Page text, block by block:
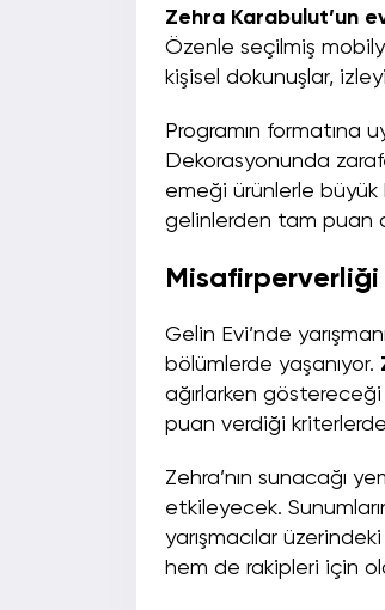
Zehra Karabulut’un
Özenle seçilmiş
kişisel dokunuşlar,
Programın formatına
Dekorasyonunda
emeği ürünlerle
gelinlerden tam puan
Gelin Evi’nde
bölümlerde yaşanıyor.
ağırlarken
puan verdiği
Zehra’nın sunacağı
etkileyecek.
yarışmacılar
hem de rakipleri için